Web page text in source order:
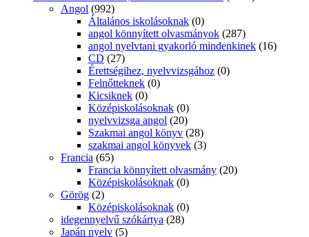
Angol (992)
Általános iskolásoknak (0)
angol könnyített olvasmányok (287)
angol nyelvtani gyakorló mindenkinek (16)
CD (27)
Érettségihez, nyelvvizsgához (0)
Felnőtteknek (0)
Kicsiknek (0)
Középiskolásoknak (0)
nyelvvizsga angol (20)
Szakmai angol könyv (28)
szakmai angol könyvek (3)
Francia (65)
Francia könnyített olvasmány (20)
Középiskolásoknak (0)
Görög (2)
Középiskolásoknak (0)
idegennyelvű szókártya (28)
Japán nyelv (5)